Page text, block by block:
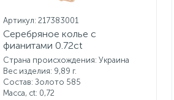
Артикул: 217383001
Серебряное колье с
фианитами 0.72ct
Страна происхождения: Украина
Вес изделия: 9,89 г.
Состав: Золото 585
Масса, ct: 0,72